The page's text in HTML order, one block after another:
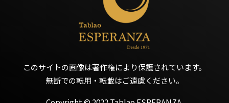
このサイトの画像は著作権により保護されています。
無断での転用・転載はご遠慮ください。